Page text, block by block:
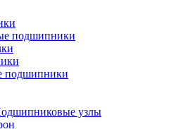
подшипники
подшипники
узлы